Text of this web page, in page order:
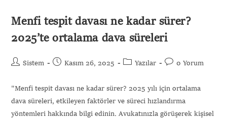
Menfi tespit davası ne kadar sürer?
2025’te ortalama dava süreleri
Sistem Kasım 26, 2025 Yazılar 0 Yorum
"Menfi tespit davası ne kadar sürer? 2025 yılı için ortalama
dava süreleri, etkileyen faktörler ve süreci hızlandırma
yöntemleri hakkında bilgi edinin. Avukatınızla görüşerek kişisel